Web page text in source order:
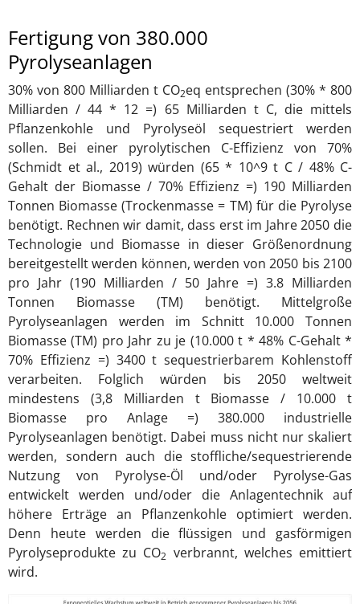
Fertigung von 380.000
Pyrolyseanlagen
30% von 800 Milliarden t CO2eq entsprechen (30% * 800
Milliarden / 44 * 12 =) 65 Milliarden t C, die mittels
Pflanzenkohle und Pyrolyseöl sequestriert werden
sollen. Bei einer pyrolytischen C-Effizienz von 70%
(Schmidt et al., 2019) würden (65 * 10^9 t C / 48% C-
Gehalt der Biomasse / 70% Effizienz =) 190 Milliarden
Tonnen Biomasse (Trockenmasse = TM) für die Pyrolyse
benötigt. Rechnen wir damit, dass erst im Jahre 2050 die
Technologie und Biomasse in dieser Größenordnung
bereitgestellt werden können, werden von 2050 bis 2100
pro Jahr (190 Milliarden / 50 Jahre =) 3.8 Milliarden
Tonnen Biomasse (TM) benötigt. Mittelgroße
Pyrolyseanlagen werden im Schnitt 10.000 Tonnen
Biomasse (TM) pro Jahr zu je (10.000 t * 48% C-Gehalt *
70% Effizienz =) 3400 t sequestrierbarem Kohlenstoff
verarbeiten. Folglich würden bis 2050 weltweit
mindestens (3,8 Milliarden t Biomasse / 10.000 t
Biomasse pro Anlage =) 380.000 industrielle
Pyrolyseanlagen benötigt. Dabei muss nicht nur skaliert
werden, sondern auch die stoffliche/sequestrierende
Nutzung von Pyrolyse-Öl und/oder Pyrolyse-Gas
entwickelt werden und/oder die Anlagentechnik auf
höhere Erträge an Pflanzenkohle optimiert werden.
Denn heute werden die flüssigen und gasförmigen
Pyrolyseprodukte zu CO2 verbrannt, welches emittiert
wird.